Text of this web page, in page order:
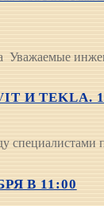
Уважаемые
И TEKLA.
специалистами
В 11:00